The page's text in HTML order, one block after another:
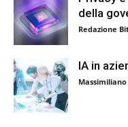
della
Redazione
IA in